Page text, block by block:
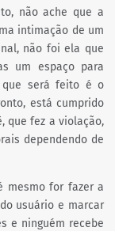
não ache que a
intimação de um
não foi ela que
um espaço para
que será feito é o
está cumprido
que fez a violação,
dependendo de
mesmo for fazer a
usuário e marcar
e ninguém recebe